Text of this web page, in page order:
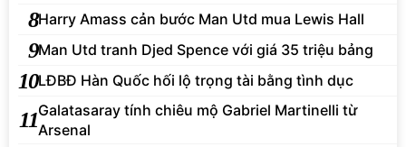
8Harry Amass cản bước Man Utd mua Lewis Hall
9Man Utd tranh Djed Spence với giá 35 triệu bảng
10LĐBĐ Hàn Quốc hối lộ trọng tài bằng tình dục
11Galatasaray tính chiêu mộ Gabriel Martinelli từ
Arsenal